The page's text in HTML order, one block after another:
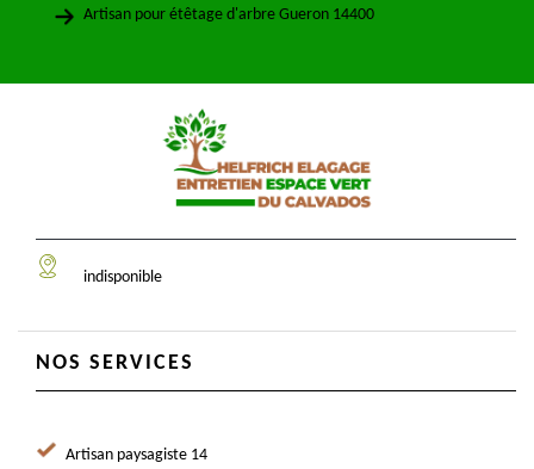
Artisan pour étêtage d'arbre Gueron 14400
indisponible
NOS SERVICES
Artisan paysagiste 14